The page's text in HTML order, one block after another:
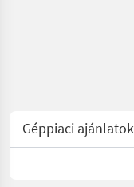
Géppiaci ajánlatok